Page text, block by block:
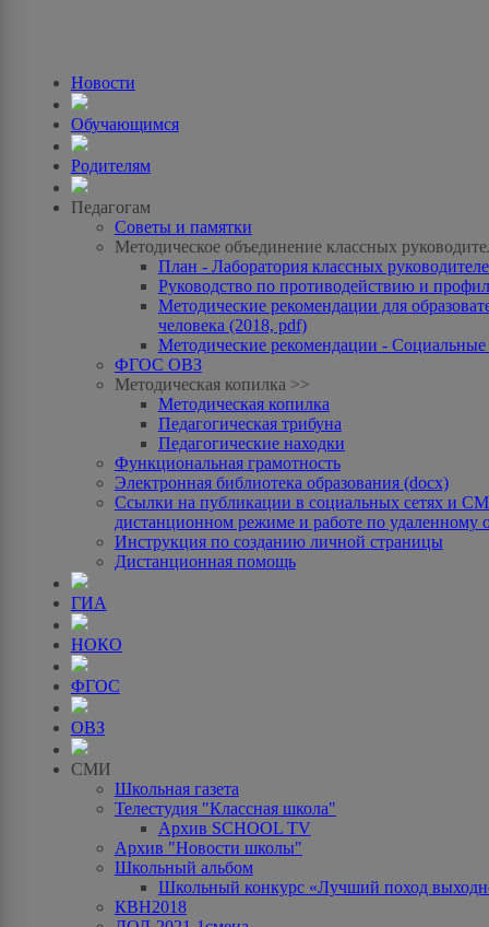
Новости
Обучающимся
Родителям
Педагогам
Советы и памятки
Методическое объединение классных
План - Лаборатория классных
Руководство по противодействию и
Методические рекомендации для
человека (2018, pdf)
Методические рекомендации -
ФГОС ОВЗ
Методическая копилка >>
Методическая копилка
Педагогическая трибуна
Педагогические находки
Функциональная грамотность
Электронная библиотека образования (docx)
Ссылки на публикации в социальных сетях и
дистанционном режиме и работе по удаленному
Инструкция по созданию личной страницы
Дистанционная помощь
ГИА
НОКО
ФГОС
ОВЗ
СМИ
Школьная газета
Телестудия "Классная школа"
Архив SCHOOL TV
Архив "Новости школы"
Школьный альбом
Школьный конкурс «Лучший поход
КВН2018